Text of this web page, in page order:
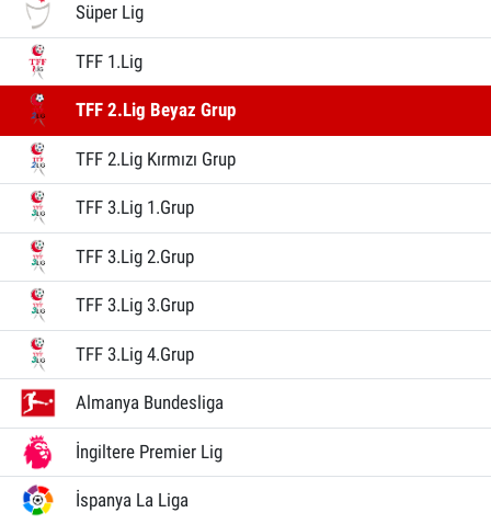
Süper Lig
TFF 1.Lig
TFF 2.Lig Beyaz Grup
TFF 2.Lig Kırmızı Grup
TFF 3.Lig 1.Grup
TFF 3.Lig 2.Grup
TFF 3.Lig 3.Grup
TFF 3.Lig 4.Grup
Almanya Bundesliga
İngiltere Premier Lig
İspanya La Liga